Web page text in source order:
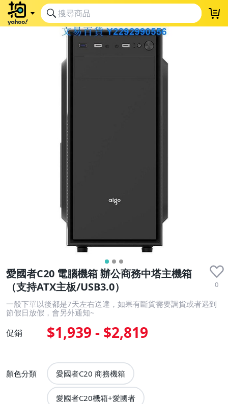
愛國者C20 電腦機箱 辦公商務中塔主機箱
（支持ATX主板/USB3.0）
0
一般下單以後都是7天左右送達，如果有斷貨需要調貨或者遇到
節假日放假，會另外通知~
促銷 $1,939 - $2,819
顏色分類 愛國者C20 商務機箱
愛國者C20機箱+愛國者